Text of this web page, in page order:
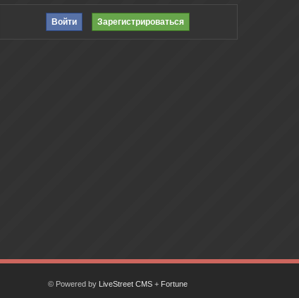
Войти Зарегистрироваться
© Powered by LiveStreet CMS + Fortune